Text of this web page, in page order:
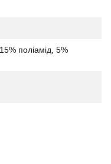
поліамід, 5%